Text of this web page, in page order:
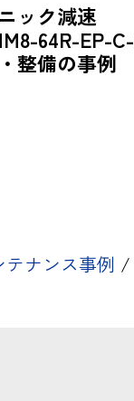
ック減速
64R-EP-
整備の事例
ナンス事例 /